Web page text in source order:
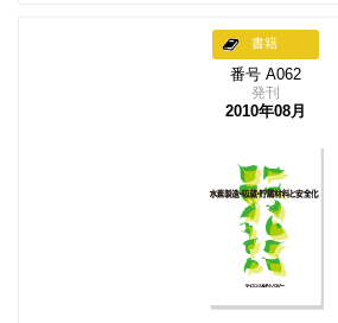
書籍
番号 A062
発刊
2010年08月